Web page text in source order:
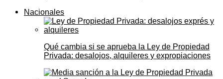
Nacionales
Qué cambia si se aprueba la Ley de Propiedad
Privada: desalojos, alquileres y expropiaciones